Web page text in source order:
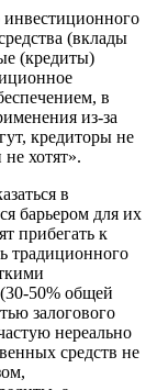
(вклады
(кредиты)
в
из-за
кредиторы не
хотят».
в
барьером для их
прибегать к
традиционного
50% общей
залогового
нереально
средств не